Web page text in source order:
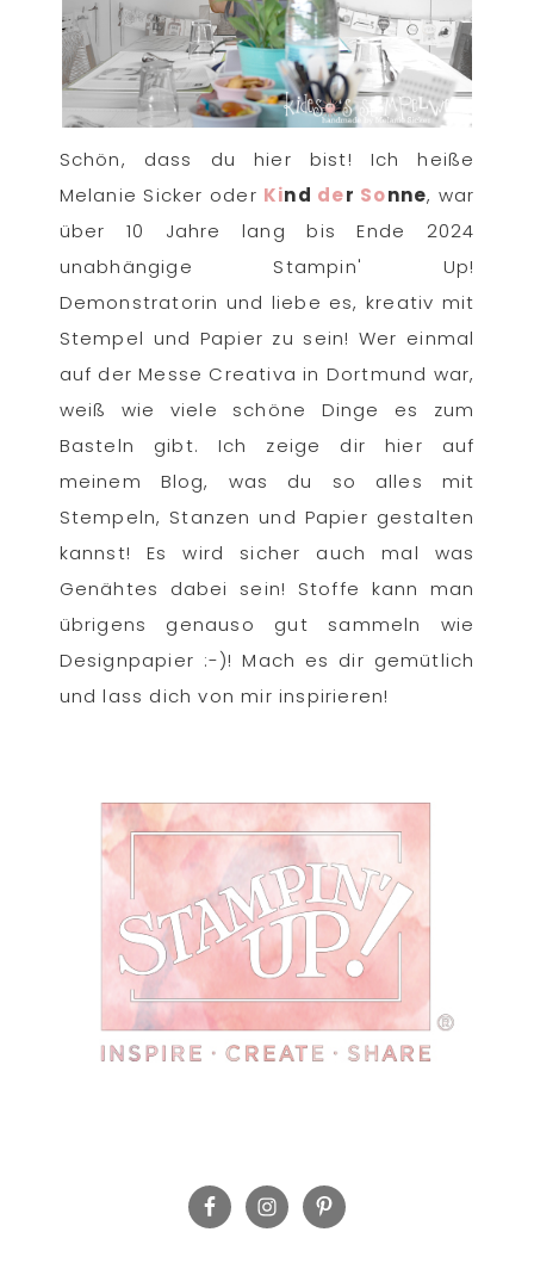
Schön, dass du hier bist! Ich heiße
Melanie Sicker oder Kind der Sonne, war
über 10 Jahre lang bis Ende 2024
unabhängige Stampin' Up!
Demonstratorin und liebe es, kreativ mit
Stempel und Papier zu sein! Wer einmal
auf der Messe Creativa in Dortmund war,
weiß wie viele schöne Dinge es zum
Basteln gibt. Ich zeige dir hier auf
meinem Blog, was du so alles mit
Stempeln, Stanzen und Papier gestalten
kannst! Es wird sicher auch mal was
Genähtes dabei sein! Stoffe kann man
übrigens genauso gut sammeln wie
Designpapier :-)! Mach es dir gemütlich
und lass dich von mir inspirieren!